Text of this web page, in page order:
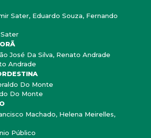
Sater, Eduardo Souza, Fernando
José Da Silva, Renato Andrade
Andrade
Do Monte
Do Monte
Machado, Helena Meirelles,
Público